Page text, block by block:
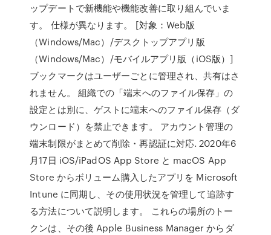
ップデートで新機能や機能改善に取り組んでいま
す。 仕様が異なります。 [対象：Web版
（Windows/Mac）/デスクトップアプリ版
（Windows/Mac）/モバイルアプリ版（iOS版）]
ブックマークはユーザーごとに管理され、共有はさ
れません。 組織での「端末へのファイル保存」の
設定とは別に、ゲストに端末へのファイル保存（ダ
ウンロード）を禁止できます。 アカウント管理の
端末制限がまとめて削除・再認証に対応. 2020年6
月17日 iOS/iPadOS App Store と macOS App
Store からボリューム購入したアプリを Microsoft
Intune に同期し、その使用状況を管理して追跡す
る方法について説明します。 これらの場所のトー
クンは、その後 Apple Business Manager からダ